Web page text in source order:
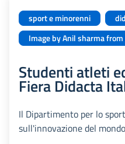
sport e minorenni
Image by Anil sharma
Studenti atleti
Fiera Didacta
Il Dipartimento per lo
sull'innovazione del